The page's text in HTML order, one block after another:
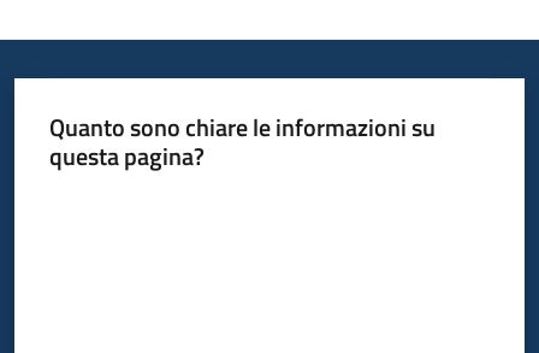
Quanto sono chiare le informazioni su
questa pagina?